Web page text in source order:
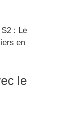
: Le
en
le